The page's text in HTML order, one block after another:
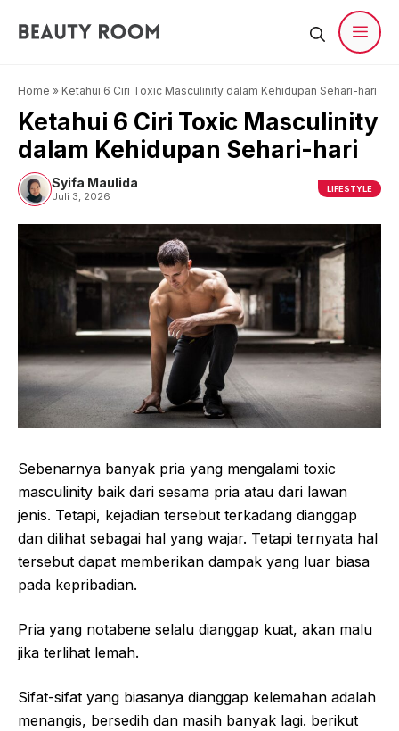
Home » Ketahui 6 Ciri Toxic Masculinity dalam Kehidupan Sehari-hari
Ketahui 6 Ciri Toxic Masculinity
dalam Kehidupan Sehari-hari
Syifa Maulida
Juli 3, 2026
LIFESTYLE
Sebenarnya banyak pria yang mengalami toxic
masculinity baik dari sesama pria atau dari lawan
jenis. Tetapi, kejadian tersebut terkadang dianggap
dan dilihat sebagai hal yang wajar. Tetapi ternyata hal
tersebut dapat memberikan dampak yang luar biasa
pada kepribadian.
Pria yang notabene selalu dianggap kuat, akan malu
jika terlihat lemah.
Sifat-sifat yang biasanya dianggap kelemahan adalah
menangis, bersedih dan masih banyak lagi. berikut